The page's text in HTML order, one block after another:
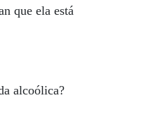
que ela está
alcoólica?